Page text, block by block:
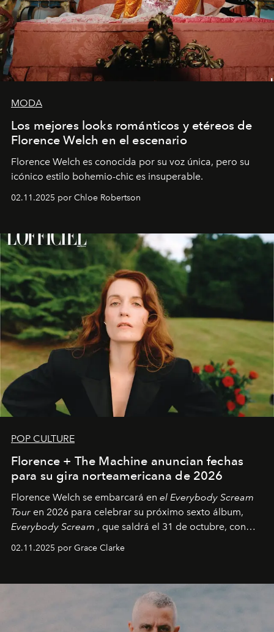
MODA
Los mejores looks románticos y etéreos de
Florence Welch en el escenario
Florence Welch es conocida por su voz única, pero su
icónico estilo bohemio-chic es insuperable.
02.11.2025 por Chloe Robertson
POP CULTURE
Florence + The Machine anuncian fechas
para su gira norteamericana de 2026
Florence Welch se embarcará en el Everybody Scream
Tour en 2026 para celebrar su próximo sexto álbum,
Everybody Scream , que saldrá el 31 de octubre, con
fechas en Norteamérica a partir de abril del próximo
02.11.2025 por Grace Clarke